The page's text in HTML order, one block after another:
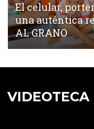
El celular,
una auténtica
AL GRANO
VIDEOTECA